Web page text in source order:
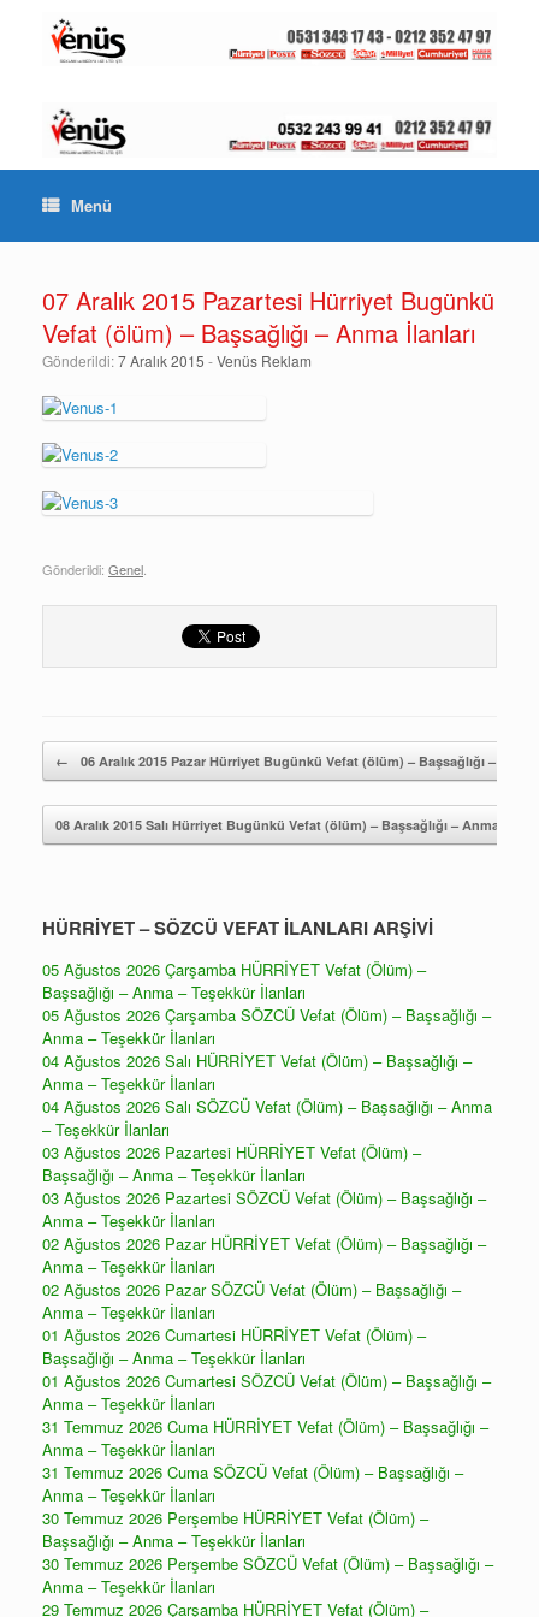
Menü
07 Aralık 2015 Pazartesi Hürriyet Bugünkü
Vefat (ölüm) – Başsağlığı – Anma İlanları
Gönderildi:7 Aralık 2015 -Venüs Reklam
Gönderildi: Genel
Yazı gezintisi
← 06 Aralık 2015 Pazar Hürriyet Bugünkü Vefat (ölüm) – Başsağlığı – Anma
08 Aralık 2015 Salı Hürriyet Bugünkü Vefat (ölüm) – Başsağlığı – Anma
HÜRRİYET – SÖZCÜ VEFAT İLANLARI ARŞİVİ
05 Ağustos 2026 Çarşamba HÜRRİYET Vefat (Ölüm) –
Başsağlığı – Anma – Teşekkür İlanları
05 Ağustos 2026 Çarşamba SÖZCÜ Vefat (Ölüm) – Başsağlığı –
Anma – Teşekkür İlanları
04 Ağustos 2026 Salı HÜRRİYET Vefat (Ölüm) – Başsağlığı –
Anma – Teşekkür İlanları
04 Ağustos 2026 Salı SÖZCÜ Vefat (Ölüm) – Başsağlığı – Anma
– Teşekkür İlanları
03 Ağustos 2026 Pazartesi HÜRRİYET Vefat (Ölüm) –
Başsağlığı – Anma – Teşekkür İlanları
03 Ağustos 2026 Pazartesi SÖZCÜ Vefat (Ölüm) – Başsağlığı –
Anma – Teşekkür İlanları
02 Ağustos 2026 Pazar HÜRRİYET Vefat (Ölüm) – Başsağlığı –
Anma – Teşekkür İlanları
02 Ağustos 2026 Pazar SÖZCÜ Vefat (Ölüm) – Başsağlığı –
Anma – Teşekkür İlanları
01 Ağustos 2026 Cumartesi HÜRRİYET Vefat (Ölüm) –
Başsağlığı – Anma – Teşekkür İlanları
01 Ağustos 2026 Cumartesi SÖZCÜ Vefat (Ölüm) – Başsağlığı –
Anma – Teşekkür İlanları
31 Temmuz 2026 Cuma HÜRRİYET Vefat (Ölüm) – Başsağlığı –
Anma – Teşekkür İlanları
31 Temmuz 2026 Cuma SÖZCÜ Vefat (Ölüm) – Başsağlığı –
Anma – Teşekkür İlanları
30 Temmuz 2026 Perşembe HÜRRİYET Vefat (Ölüm) –
Başsağlığı – Anma – Teşekkür İlanları
30 Temmuz 2026 Perşembe SÖZCÜ Vefat (Ölüm) – Başsağlığı –
Anma – Teşekkür İlanları
29 Temmuz 2026 Çarşamba HÜRRİYET Vefat (Ölüm) –